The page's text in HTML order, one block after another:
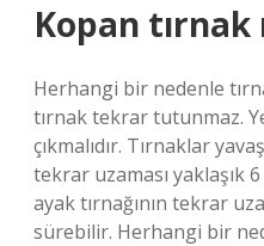
Kopan tırnak
Herhangi bir nedenle
tırnak tekrar tutunmaz.
çıkmalıdır. Tırnaklar
tekrar uzaması yaklaşık
ayak tırnağının tekrar
sürebilir. Herhangi bir